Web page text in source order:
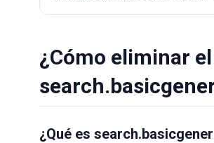
¿Cómo eliminar
¿Qué es